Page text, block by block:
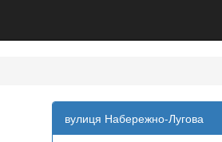
вулиця Набережно-Лугова